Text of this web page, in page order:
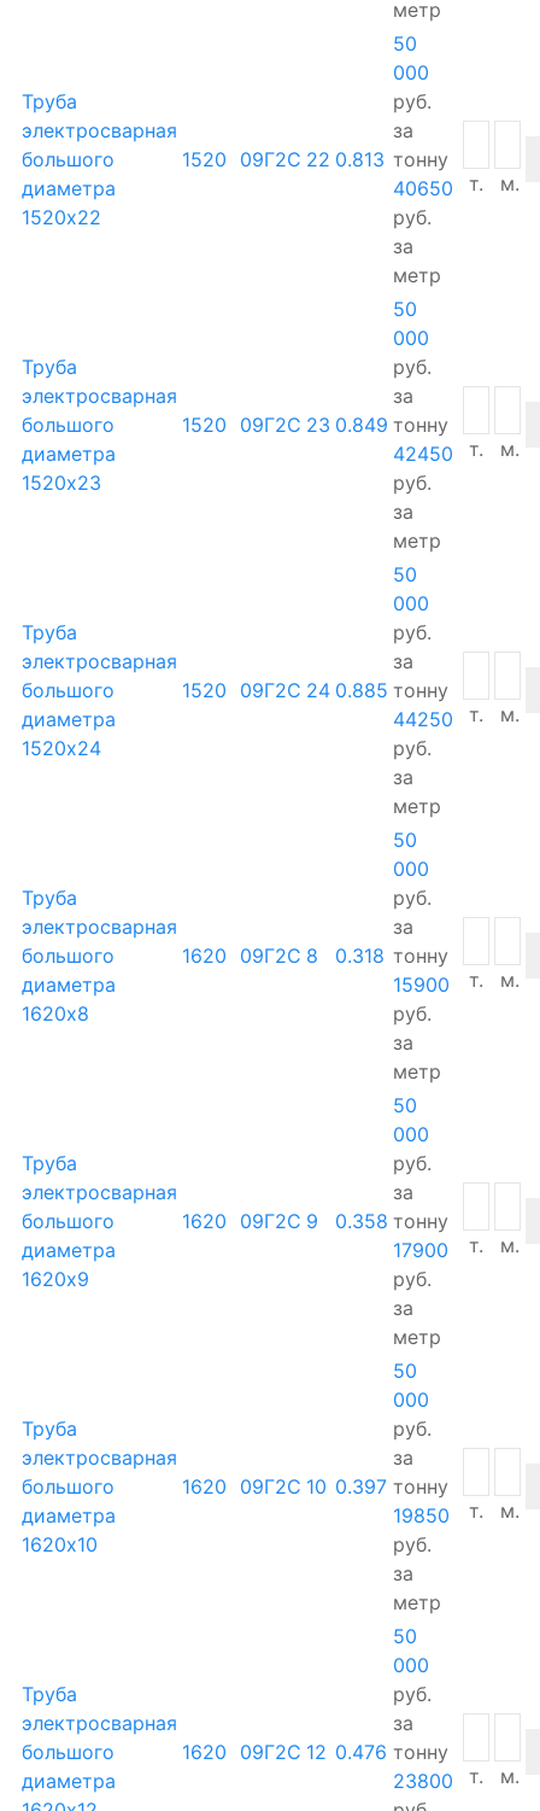
метр
Труба
электросварная
большого
диаметра
1520х22
1520 09Г2С 22 0.813
50
000
руб.
за
тонну
40650
руб.
за
метр
т. м.
Труба
электросварная
большого
диаметра
1520х23
1520 09Г2С 23 0.849
50
000
руб.
за
тонну
42450
руб.
за
метр
т. м.
Труба
электросварная
большого
диаметра
1520х24
1520 09Г2С 24 0.885
50
000
руб.
за
тонну
44250
руб.
за
метр
т. м.
Труба
электросварная
большого
диаметра
1620х8
1620 09Г2С 8 0.318
50
000
руб.
за
тонну
15900
руб.
за
метр
т. м.
Труба
электросварная
большого
диаметра
1620х9
1620 09Г2С 9 0.358
50
000
руб.
за
тонну
17900
руб.
за
метр
т. м.
Труба
электросварная
большого
диаметра
1620х10
1620 09Г2С 10 0.397
50
000
руб.
за
тонну
19850
руб.
за
метр
т. м.
Труба
электросварная
большого
диаметра
1620 09Г2С 12 0.476
50
000
руб.
за
тонну
23800
т. м.